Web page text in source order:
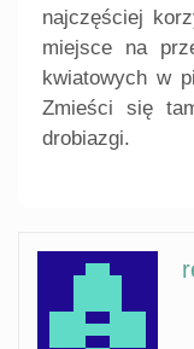
najczęściej
miejsce na
kwiatowych w
Zmieści się
drobiazgi.